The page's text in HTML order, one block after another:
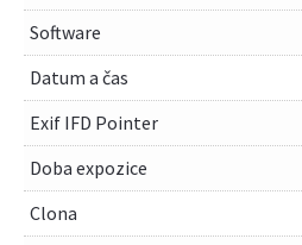
Software
Datum a čas
Exif IFD Pointer
Doba expozice
Clona